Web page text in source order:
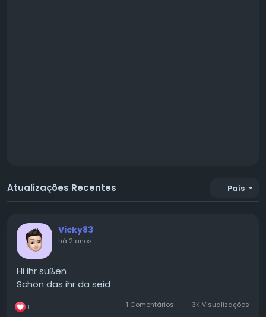
Atualizações Recentes País
Vicky83
há 2 anos
Hi ihr süßen
Schön das ihr da seid
1 1 Comentários 3K Visualizações